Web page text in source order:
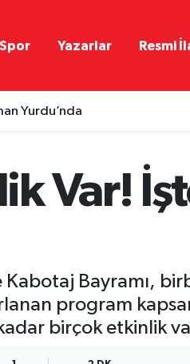
Spor Yazarlar Resmi
Yurdu’nda
Var!
Kabotaj Bayramı,
program
birçok etkinlik